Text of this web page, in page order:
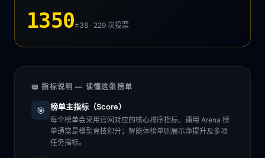
1350±38 · 229次投票
📖 指标说明 — 读懂这张榜单
🎯 榜单主指标（Score）
每个榜单会采用官网对应的核心排序指标。通用 Arena 榜
单通常是模型竞技积分；智能体榜单则展示净提升及多项
任务指标。